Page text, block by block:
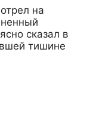
на
сказал в
тишине